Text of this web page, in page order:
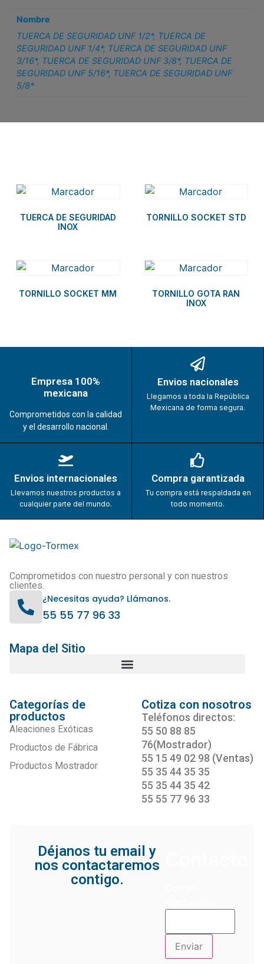
Nombre
TUERCA DE SEGURIDAD UNF 1/2*, TUERCA DE
SEGURIDAD UNF 1/4*, TUERCA DE SEGURIDAD UNF
3/16*, TUERCA DE SEGURIDAD UNF 3/8*, TUERCA DE
SEGURIDAD UNF 5/16*, TUERCA DE SEGURIDAD UNF
5/8*
TUERCA DE SEGURIDAD
INOX
TORNILLO SOCKET STD
TORNILLO SOCKET MM
TORNILLO GOTA RAN
INOX
Empresa 100%
mexicana
Comprometidos con la calidad
y el desarrollo nacional.
Envios nacionales
Llegamos a toda la República
Mexicana de forma segura.
Envios internacionales
Llevamos nuestros productos a
cualquier parte del mundo.
Compra garantizada
Tu compra está respaldada en
todo momento.
Comprometidos con nuestro personal y con nuestros
clientes.
¿Necesitas ayuda? Llámanos.
55 55 77 96 33
Mapa del Sitio
Categorías de
productos
Aleaciones Exóticas
Productos de Fábrica
Productos Mostrador
Cotiza con nosotros
Teléfonos directos:
55 50 88 85
76(Mostrador)
55 15 49 02 98 (Ventas)
55 35 44 35 35
55 35 44 35 42
55 55 77 96 33
Déjanos tu email y
nos contactaremos
contigo.